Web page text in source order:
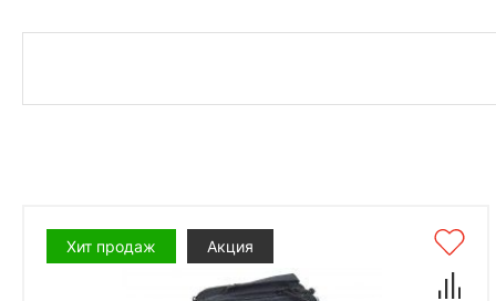
Хит продаж Акция